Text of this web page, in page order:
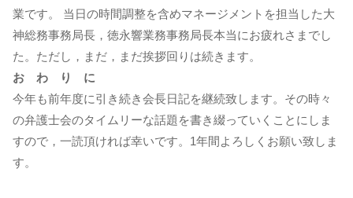
業です。 当日の時間調整を含めマネージメントを担当した大
神総務事務局長，徳永響業務事務局長本当にお疲れさまでし
た。ただし，まだ，まだ挨拶回りは続きます。
お わ り に
今年も前年度に引き続き会長日記を継続致します。その時々
の弁護士会のタイムリーな話題を書き綴っていくことにしま
すので，一読頂ければ幸いです。1年間よろしくお願い致しま
す。